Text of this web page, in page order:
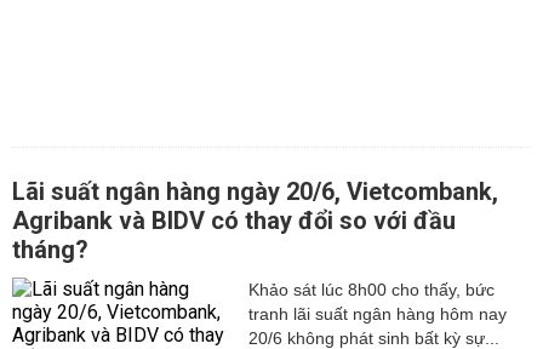
Lãi suất ngân hàng ngày 20/6, Vietcombank,
Agribank và BIDV có thay đổi so với đầu
tháng?
Khảo sát lúc 8h00 cho thấy, bức
tranh lãi suất ngân hàng hôm nay
20/6 không phát sinh bất kỳ sự...